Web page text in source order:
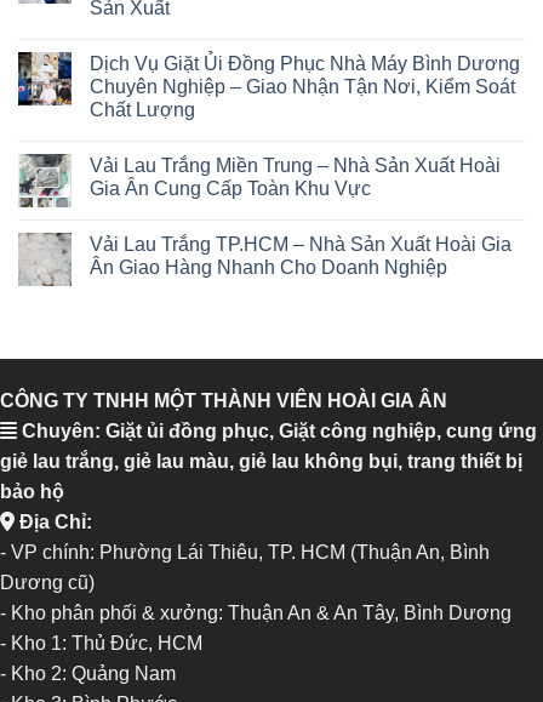
Sản Xuất
Dịch Vụ Giặt Ủi Đồng Phục Nhà Máy Bình Dương
Chuyên Nghiệp – Giao Nhận Tận Nơi, Kiểm Soát
Chất Lượng
Vải Lau Trắng Miền Trung – Nhà Sản Xuất Hoài
Gia Ân Cung Cấp Toàn Khu Vực
Vải Lau Trắng TP.HCM – Nhà Sản Xuất Hoài Gia
Ân Giao Hàng Nhanh Cho Doanh Nghiệp
CÔNG TY TNHH MỘT THÀNH VIÊN HOÀI GIA ÂN
Chuyên: Giặt ủi đồng phục, Giặt công nghiệp, cung ứng
giẻ lau trắng, giẻ lau màu, giẻ lau không bụi, trang thiết bị
bảo hộ
Địa Chỉ:
- VP chính: Phường Lái Thiêu, TP. HCM (Thuận An, Bình
Dương cũ)
- Kho phân phối & xưởng: Thuận An & An Tây, Bình Dương
- Kho 1: Thủ Đức, HCM
- Kho 2: Quảng Nam